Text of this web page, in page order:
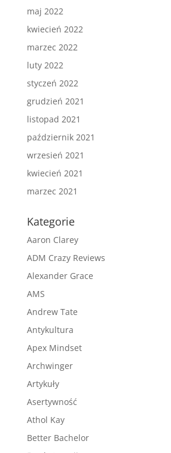
maj 2022
kwiecień 2022
marzec 2022
luty 2022
styczeń 2022
grudzień 2021
listopad 2021
październik 2021
wrzesień 2021
kwiecień 2021
marzec 2021
Kategorie
Aaron Clarey
ADM Crazy Reviews
Alexander Grace
AMS
Andrew Tate
Antykultura
Apex Mindset
Archwinger
Artykuły
Asertywność
Athol Kay
Better Bachelor